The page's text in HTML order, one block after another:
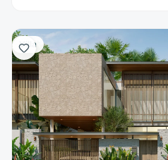
Villa